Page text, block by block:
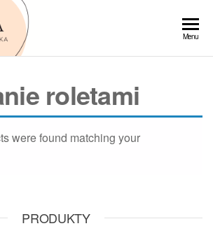
Menu
roletami
were found matching your
PRODUKTY